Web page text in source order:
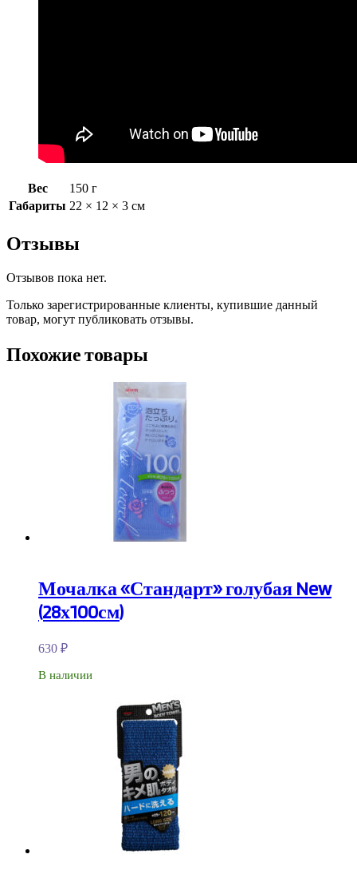
Вес
150 г
Габариты 22 × 12 × 3 см
Отзывы
Отзывов пока нет.
Только зарегистрированные клиенты, купившие данный
товар, могут публиковать отзывы.
Похожие товары
Мочалка «Стандарт» голубая New
(28х100см)
630 ₽
В наличии